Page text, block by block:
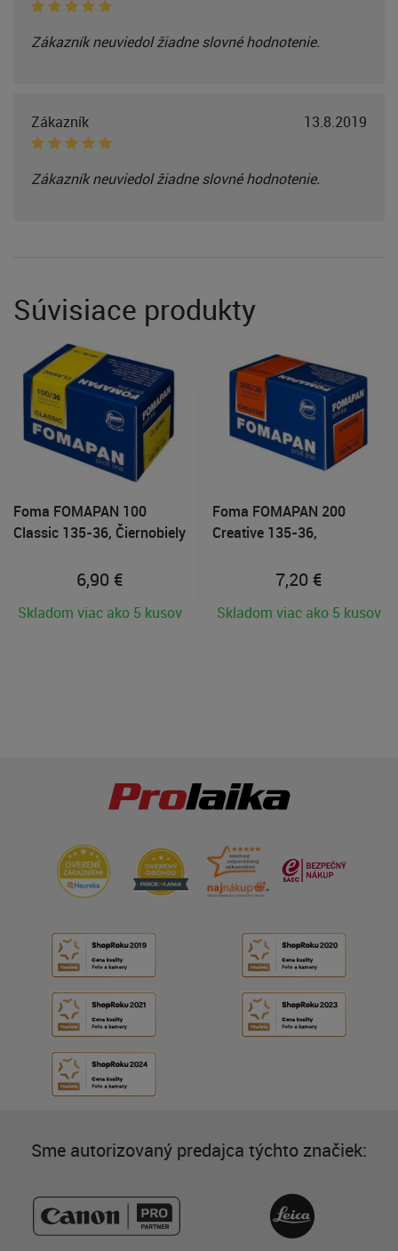
Zákazník neuviedol žiadne slovné hodnotenie.
Zákazník 13.8.2019
Zákazník neuviedol žiadne slovné hodnotenie.
Súvisiace produkty
Foma FOMAPAN 100
Classic 135-36, Čiernobiely
6,90 €
Skladom viac ako 5 kusov
Foma FOMAPAN 200
Creative 135-36,
negatívny film
7,20 €
Skladom viac ako 5 kusov
Sme autorizovaný predajca týchto značiek: